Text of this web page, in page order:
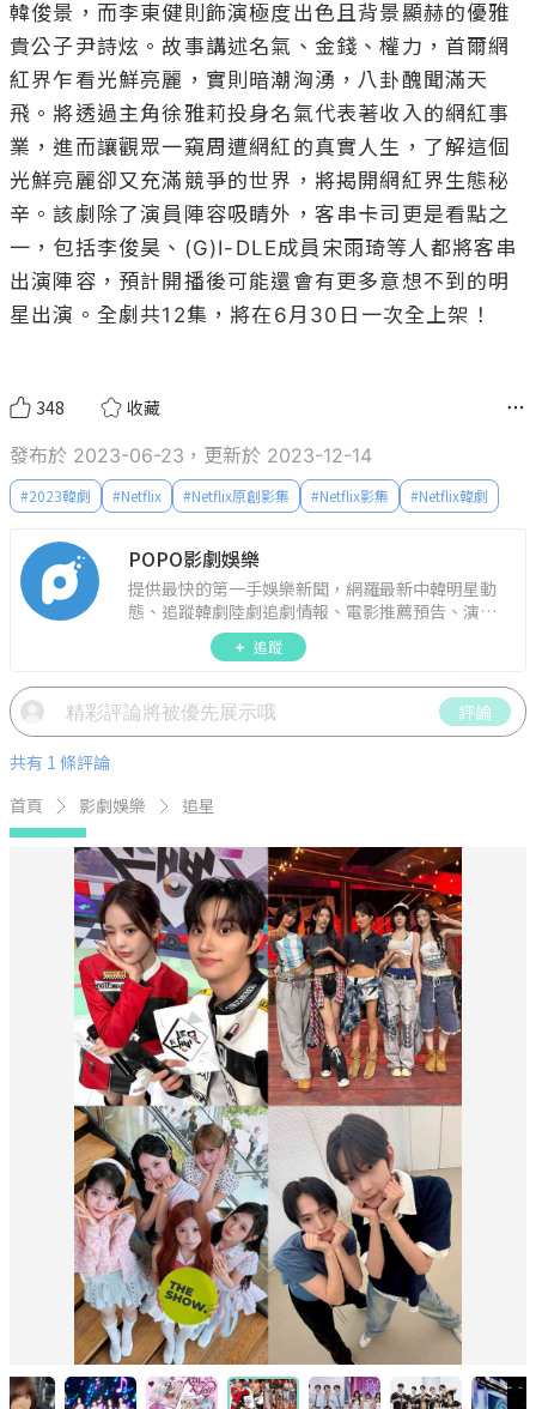
辛。該劇除了演員陣容吸睛外，客串卡司更是看點之
一，包括李俊昊、(G)I-DLE成員宋雨琦等人都將客串
出演陣容，預計開播後可能還會有更多意想不到的明
星出演。全劇共12集，將在6月30日一次全上架！
348 收藏
發布於 2023-06-23，更新於 2023-12-14
# 2023韓劇 Netflix Netflix原創影集 # Netflix韓劇
態、追蹤韓劇陸劇追劇情報、電影推薦預告、演藝
差！
追蹤
評論
共有 1 條評論
首頁
影劇娛樂 追星
追星人辭典Vol.2！8個追星必備進階
用語，「飯咪、生放、簽售」是什麼？
學會後解鎖更多愛豆見面機會！